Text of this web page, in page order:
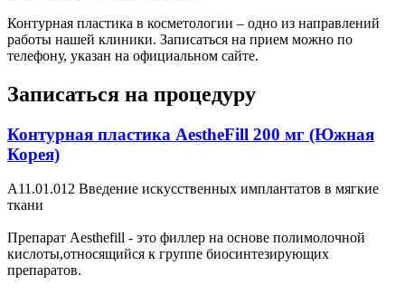
Контурная пластика в косметологии – одно из направлений
работы нашей клиники. Записаться на прием можно по
телефону, указан на официальном сайте.
Записаться на процедуру
Контурная пластика AestheFill 200 мг (Южная
Корея)
А11.01.012 Введение искусственных имплантатов в мягкие
ткани
Препарат Aesthefill - это филлер на основе полимолочной
кислоты,относящийся к группе биосинтезирующих
препаратов.